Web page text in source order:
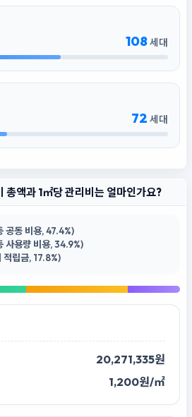
108세대
72 세대
액과 1㎡당 관리비는 얼마인가요?
공동 비용, 47.4%)
사용량 비용, 34.9%)
적립금, 17.8%)
20,271,335원
1,200원/㎡